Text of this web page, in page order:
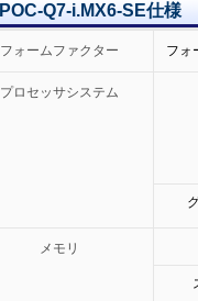
POC-Q7-i.MX6-SE仕様
フォームファクター フォ
プロセッサシステム
メモリ